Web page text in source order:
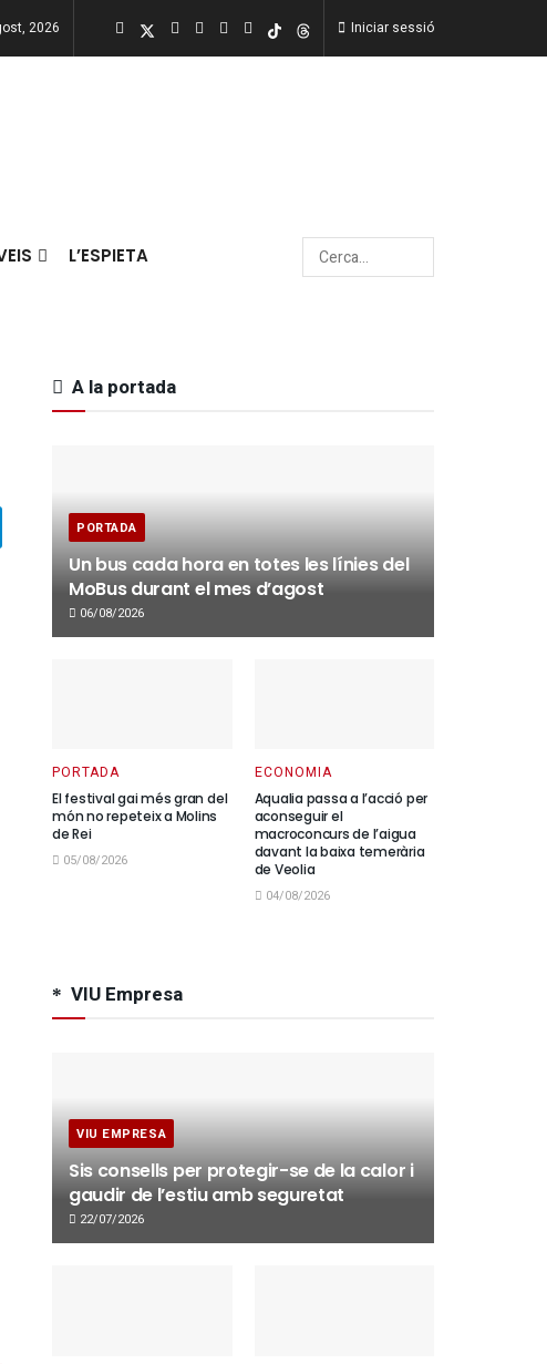
2026 Iniciar sessió
L’ESPIETA
A la portada
PORTADA
Un bus cada hora en totes les línies del
MoBus durant el mes d’agost
06/08/2026
PORTADA
El festival gai més gran del
món no repeteix a Molins
de Rei
05/08/2026
ECONOMIA
Aqualia passa a l’acció per
aconseguir el
macroconcurs de l’aigua
davant la baixa temerària
de Veolia
04/08/2026
VIU Empresa
VIU EMPRESA
Sis consells per protegir-se de la calor i
gaudir de l’estiu amb seguretat
22/07/2026